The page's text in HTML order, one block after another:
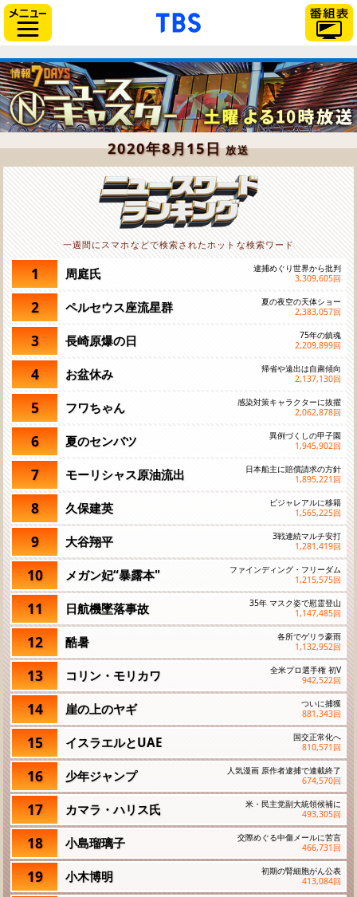
「TBSテレビ」トップペー
2020年8月15日放送
一週間にスマホなどで検索されたホットな検索ワード
1 周庭氏
逮捕めぐり世界から批判
3,309,605回
2 ペルセウス座流星群
夏の夜空の天体ショー
2,383,057回
3 長崎原爆の日
75年の鎮魂
2,209,899回
4 お盆休み
帰省や遠出は自粛傾向
2,137,130回
5 フワちゃん
感染対策キャラクターに抜擢
2,062,878回
6 夏のセンバツ
異例づくしの甲子園
1,945,902回
7 モーリシャス原油流出
日本船主に賠償請求の方針
1,895,221 回
8 久保建英
ビジャレアルに移籍
1,565,225回
9 大谷翔平
3戦連続マルチ安打
1,281,419回
10 メガン妃“暴露本"
ファインディング・フリーダム
1,215,575回
11 日航機墜落事故
35年 マスク姿で慰霊登山
1,147,485回
12 酷暑
各所でゲリラ豪雨
1,132,952回
13 コリン・モリカワ
全米プロ選手権 初V
942,522回
14 崖の上のヤギ
ついに捕獲
881,343回
15 イスラエルとUAE
国交正常化へ
810,571 回
16 少年ジャンプ
人気漫画 原作者逮捕で連載終了
674,570回
17 カマラ・ハリス氏
米・民主党副大統領候補に
493,305回
18 小島瑠璃子
交際めぐる中傷メールに苦言
466,731 回
19 小木博明
初期の腎細胞がん公表
413,084回